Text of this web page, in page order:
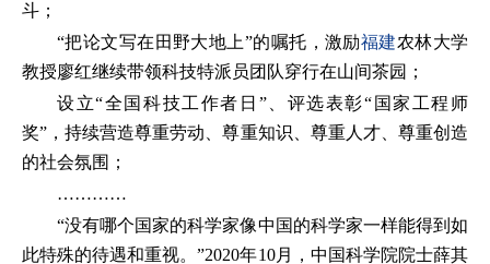
斗；
“把论文写在田野大地上”的嘱托，激励福建农林大学
教授廖红继续带领科技特派员团队穿行在山间茶园；
设立“全国科技工作者日”、评选表彰“国家工程师
奖”，持续营造尊重劳动、尊重知识、尊重人才、尊重创造
的社会氛围；
…………
“没有哪个国家的科学家像中国的科学家一样能得到如
此特殊的待遇和重视。”2020年10月，中国科学院院士薛其